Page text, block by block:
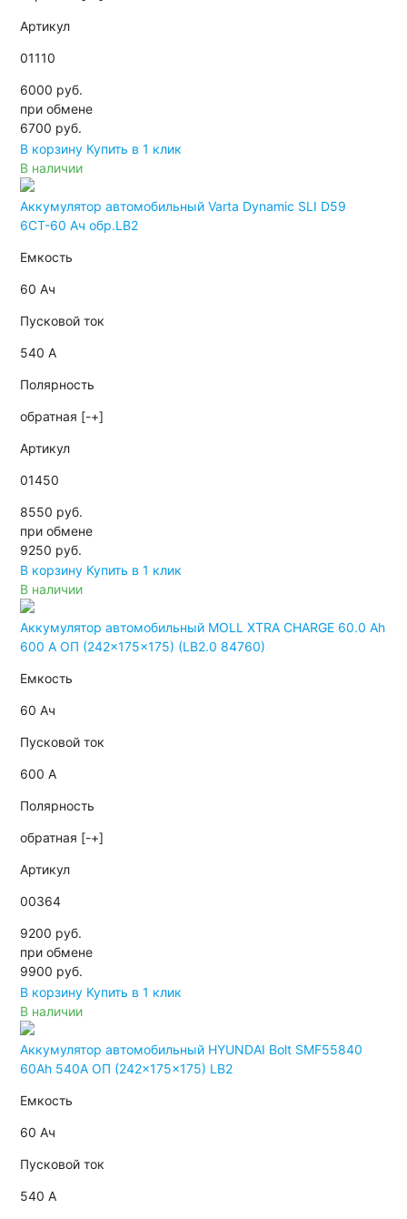
Артикул
01110
6000 руб.
при обмене
6700 руб.
В корзину Купить в 1 клик
В наличии
Аккумулятор автомобильный Varta Dynamic SLI D59
6СТ-60 Ач обр.LB2
Емкость
60 Ач
Пусковой ток
540 А
Полярность
обратная [-+]
Артикул
01450
8550 руб.
при обмене
9250 руб.
В корзину Купить в 1 клик
В наличии
Аккумулятор автомобильный MOLL XTRA CHARGE 60.0 Ah
600 A ОП (242x175x175) (LB2.0 84760)
Емкость
60 Ач
Пусковой ток
600 А
Полярность
обратная [-+]
Артикул
00364
9200 руб.
при обмене
9900 руб.
В корзину Купить в 1 клик
В наличии
Аккумулятор автомобильный HYUNDAI Bolt SMF55840
60Ah 540A ОП (242x175x175) LB2
Емкость
60 Ач
Пусковой ток
540 А